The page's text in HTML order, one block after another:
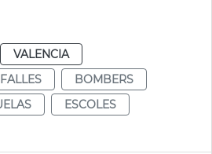
VALENCIA
FALLES
BOMBERS
ESCOLES